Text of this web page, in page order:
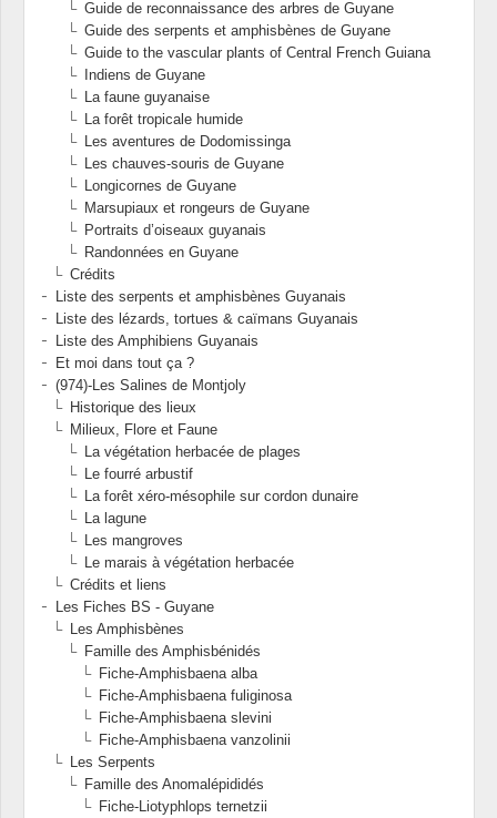
Guide de reconnaissance des arbres de Guyane
Guide des serpents et amphisbènes de Guyane
Guide to the vascular plants of Central French Guiana
Indiens de Guyane
La faune guyanaise
La forêt tropicale humide
Les aventures de Dodomissinga
Les chauves-souris de Guyane
Longicornes de Guyane
Marsupiaux et rongeurs de Guyane
Portraits d’oiseaux guyanais
Randonnées en Guyane
Crédits
Liste des serpents et amphisbènes Guyanais
Liste des lézards, tortues & caïmans Guyanais
Liste des Amphibiens Guyanais
Et moi dans tout ça ?
(974)-Les Salines de Montjoly
Historique des lieux
Milieux, Flore et Faune
La végétation herbacée de plages
Le fourré arbustif
La forêt xéro-mésophile sur cordon dunaire
La lagune
Les mangroves
Le marais à végétation herbacée
Crédits et liens
Les Fiches BS - Guyane
Les Amphisbènes
Famille des Amphisbénidés
Fiche-Amphisbaena alba
Fiche-Amphisbaena fuliginosa
Fiche-Amphisbaena slevini
Fiche-Amphisbaena vanzolinii
Les Serpents
Famille des Anomalépididés
Fiche-Liotyphlops ternetzii